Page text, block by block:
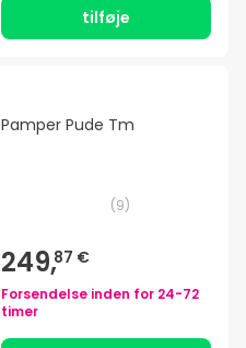
tilføje
Pamper Pude Tm
(9)
249,87 €
Forsendelse inden for 24-72
timer